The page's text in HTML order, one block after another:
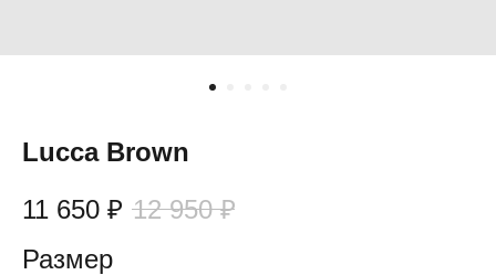
Lucca Brown
11 650 ₽ 12 950 ₽
Размер